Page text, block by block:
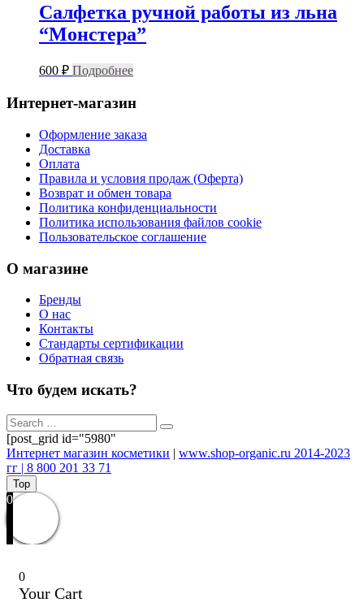
Салфетка ручной работы из льна
“Монстера”
600 ₽ Подробнее
Интернет-магазин
Оформление заказа
Доставка
Оплата
Правила и условия продаж (Оферта)
Возврат и обмен товара
Политика конфиденциальности
Политика использования файлов cookie
Пользовательское соглашение
О магазине
Бренды
О нас
Контакты
Стандарты сертификации
Обратная связь
Что будем искать?
[post_grid id="5980"
Интернет магазин косметики | www.shop-organic.ru 2014-2023
гг | 8 800 201 33 71
Top
0
0
Your Cart